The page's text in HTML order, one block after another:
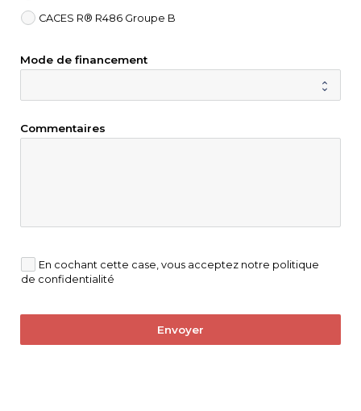
CACES R® R486 Groupe B
Mode de financement
Commentaires
En cochant cette case, vous acceptez notre politique
de confidentialité
Envoyer